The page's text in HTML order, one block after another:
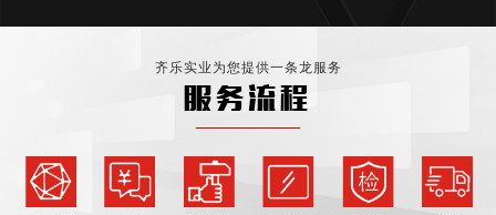
齐乐实业为您提供一条龙服务
服务流程